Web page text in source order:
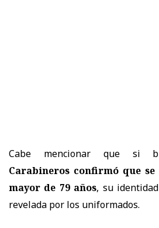
Cabe mencionar que si
Carabineros confirmó que
mayor de 79 años, su
revelada por los uniformados.